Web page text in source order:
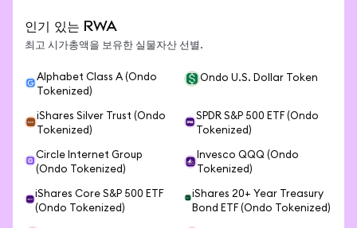
인기 있는 RWA
최고 시가총액을 보유한 실물자산 선별.
Alphabet Class A (Ondo
Tokenized)
Ondo U.S. Dollar Token
iShares Silver Trust (Ondo
Tokenized)
SPDR S&P 500 ETF (Ondo
Tokenized)
Circle Internet Group
(Ondo Tokenized)
Invesco QQQ (Ondo
Tokenized)
iShares Core S&P 500 ETF
(Ondo Tokenized)
iShares 20+ Year Treasury
Bond ETF (Ondo Tokenized)